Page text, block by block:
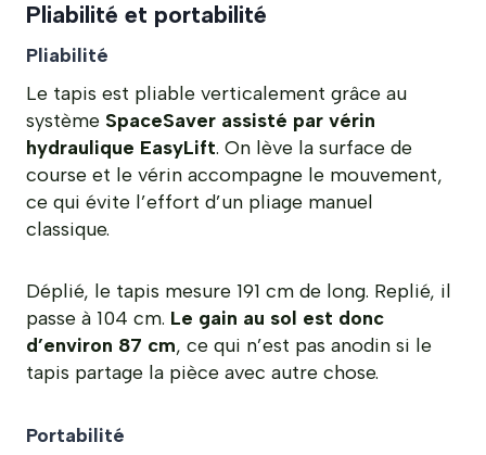
Pliabilité et portabilité
Pliabilité
Le tapis est pliable verticalement grâce au
système SpaceSaver assisté par vérin
hydraulique EasyLift. On lève la surface de
course et le vérin accompagne le mouvement,
ce qui évite l’effort d’un pliage manuel
classique.
Déplié, le tapis mesure 191 cm de long. Replié, il
passe à 104 cm. Le gain au sol est donc
d’environ 87 cm, ce qui n’est pas anodin si le
tapis partage la pièce avec autre chose.
Portabilité